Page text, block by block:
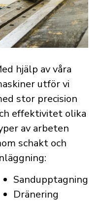
hjälp av våra
utför vi
stor precision
effektivitet olika
av arbeten
schakt och
Sandupptagning
Dränering